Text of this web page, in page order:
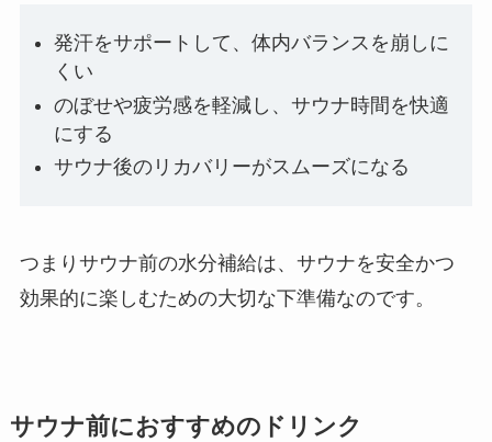
発汗をサポートして、体内バランスを崩しに
くい
のぼせや疲労感を軽減し、サウナ時間を快適
にする
サウナ後のリカバリーがスムーズになる
つまりサウナ前の水分補給は、サウナを安全かつ
効果的に楽しむための大切な下準備なのです。
サウナ前におすすめのドリンク